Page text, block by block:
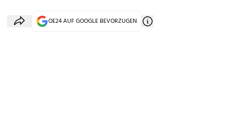
OE24 AUF GOOGLE BEVORZUGEN